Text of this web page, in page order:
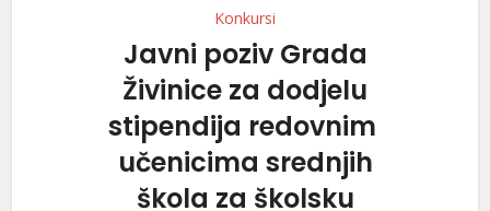
Konkursi
Javni poziv Grada
Živinice za dodjelu
stipendija redovnim
učenicima srednjih
škola za školsku